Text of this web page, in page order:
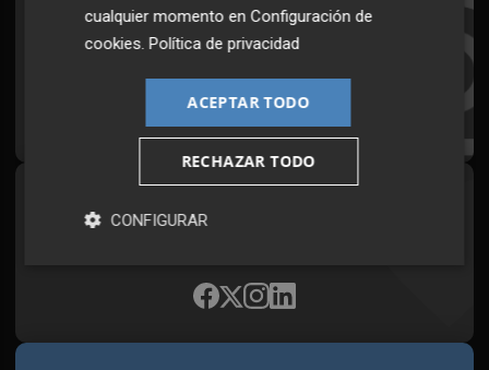
Suscríbete al Boletín
¡Quiero suscribirme!
Síguenos en redes
cualquier momento enConfiguración de
cookies.Política de privacidad
ACEPTAR TODO
RECHAZAR TODO
CONFIGURAR